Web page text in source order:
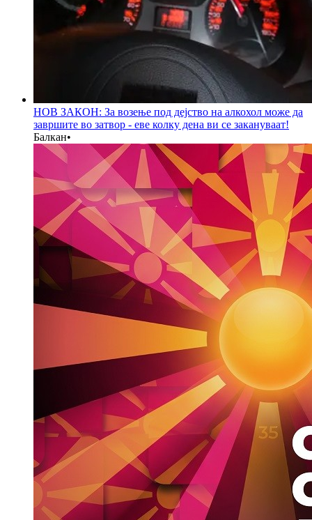
НОВ ЗАКОН: За возење под дејство на алкохол може да
завршите во затвор - еве колку дена ви се закануваат!
Балкан•